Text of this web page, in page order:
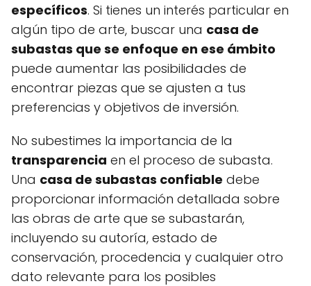
específicos. Si tienes un interés particular en
algún tipo de arte, buscar una casa de
subastas que se enfoque en ese ámbito
puede aumentar las posibilidades de
encontrar piezas que se ajusten a tus
preferencias y objetivos de inversión.
No subestimes la importancia de la
transparencia en el proceso de subasta.
Una casa de subastas confiable debe
proporcionar información detallada sobre
las obras de arte que se subastarán,
incluyendo su autoría, estado de
conservación, procedencia y cualquier otro
dato relevante para los posibles